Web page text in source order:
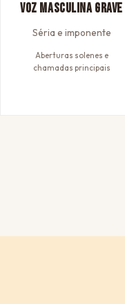
Voz Masculina Grave
Séria e imponente
Aberturas solenes e
chamadas principais